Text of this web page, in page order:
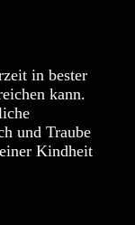
in bester
kann.
und Traube
Kindheit